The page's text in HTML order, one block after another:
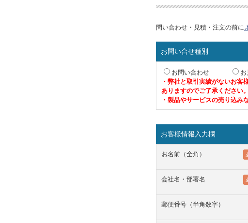
問い合わせ・見積・注文の前に
お問い合せ種別
お問い合わせ
・弊社と取引実績がないお客
ありますのでご了承ください
・製品やサービスの売り込み
お客様情報入力欄
お名前（全角）
会社名・部署名
郵便番号（半角数字）